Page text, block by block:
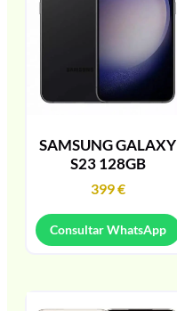
SAMSUNG GALAXY
S23 128GB
399€
Consultar WhatsApp